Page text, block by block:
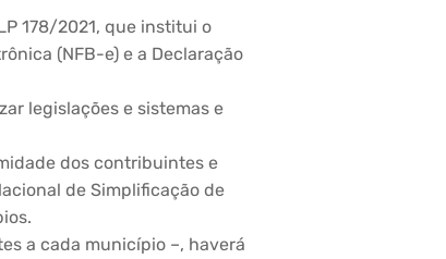
178/2021, que institui o
(NFB-e) e a Declaração
legislações e sistemas e
dos contribuintes e
de Simplificação de
a cada município –, haverá